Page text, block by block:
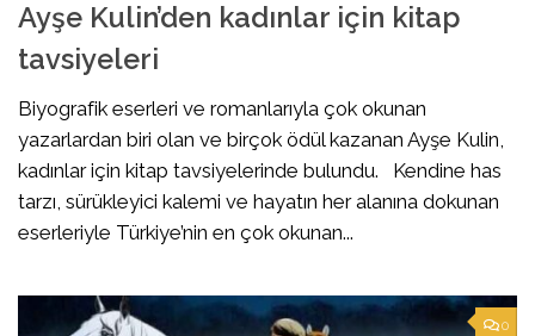
Ayşe Kulin’den kadınlar için kitap
tavsiyeleri
Biyografik eserleri ve romanlarıyla çok okunan
yazarlardan biri olan ve birçok ödül kazanan Ayşe Kulin,
kadınlar için kitap tavsiyelerinde bulundu. Kendine has
tarzı, sürükleyici kalemi ve hayatın her alanına dokunan
eserleriyle Türkiye’nin en çok okunan...
0